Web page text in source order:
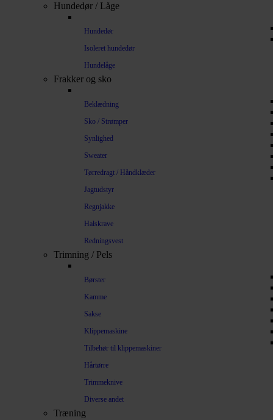
Hundedør / Låge
Hundedør
Isoleret hundedør
Hundelåge
Frakker og sko
Beklædning
Sko / Strømper
Synlighed
Sweater
Tørredragt / Håndklæder
Jagtudstyr
Regnjakke
Halskrave
Redningsvest
Trimning / Pels
Børster
Kamme
Sakse
Klippemaskine
Tilbehør til klippemaskiner
Hårtørre
Trimmeknive
Diverse andet
Træning